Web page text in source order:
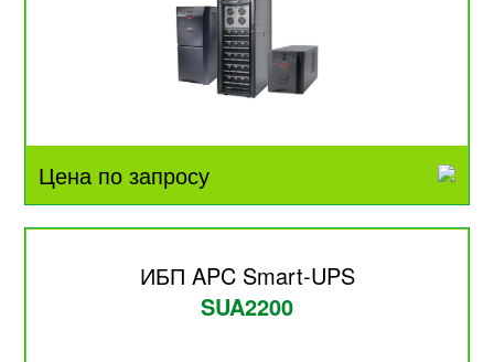
Цена по запросу
ИБП APC Smart-UPS
SUA2200